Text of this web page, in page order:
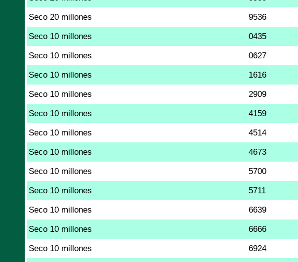
Seco 20 millones 9536
Seco 10 millones 0435
Seco 10 millones 0627
Seco 10 millones 1616
Seco 10 millones 2909
Seco 10 millones 4159
Seco 10 millones 4514
Seco 10 millones 4673
Seco 10 millones 5700
Seco 10 millones 5711
Seco 10 millones 6639
Seco 10 millones 6666
Seco 10 millones 6924